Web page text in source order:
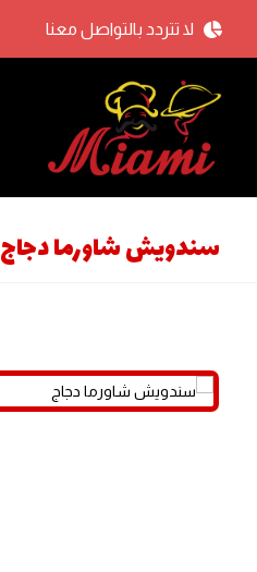
لا تتردد بالتواصل معنا
سندويش شاورما دجاج